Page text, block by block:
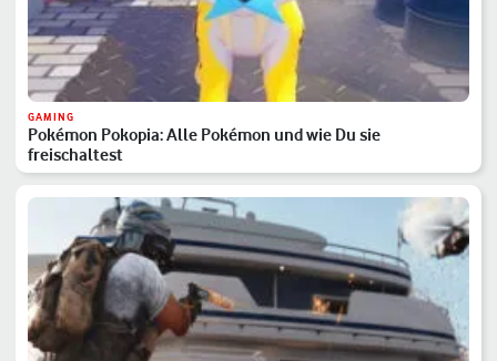
GAMING
Pokémon Pokopia: Alle Pokémon und wie Du sie
freischaltest